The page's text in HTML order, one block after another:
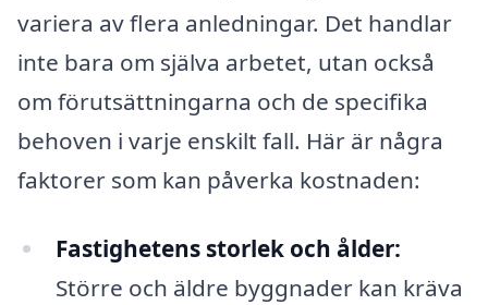
variera av flera anledningar. Det handlar
inte bara om själva arbetet, utan också
om förutsättningarna och de specifika
behoven i varje enskilt fall. Här är några
faktorer som kan påverka kostnaden:
Fastighetens storlek och ålder:
Större och äldre byggnader kan kräva